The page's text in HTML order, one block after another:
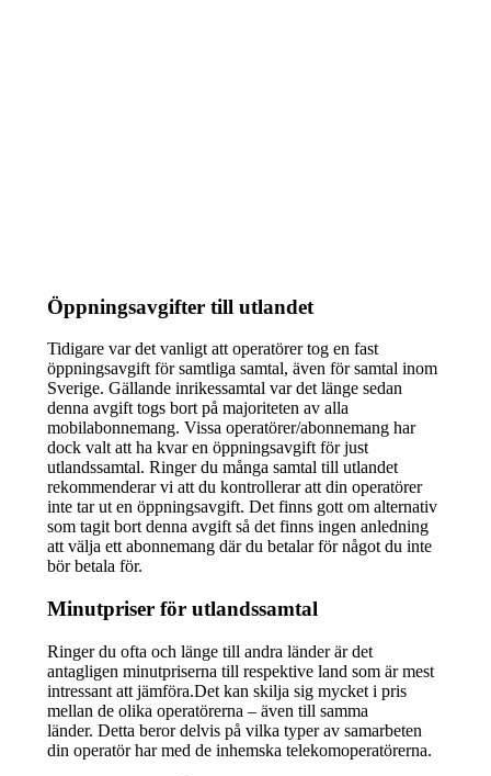
Öppningsavgifter till utlandet
Tidigare var det vanligt att operatörer tog en fast
öppningsavgift för samtliga samtal, även för samtal inom
Sverige. Gällande inrikessamtal var det länge sedan
denna avgift togs bort på majoriteten av alla
mobilabonnemang. Vissa operatörer/abonnemang har
dock valt att ha kvar en öppningsavgift för just
utlandssamtal. Ringer du många samtal till utlandet
rekommenderar vi att du kontrollerar att din operatörer
inte tar ut en öppningsavgift. Det finns gott om alternativ
som tagit bort denna avgift så det finns ingen anledning
att välja ett abonnemang där du betalar för något du inte
bör betala för.
Minutpriser för utlandssamtal
Ringer du ofta och länge till andra länder är det
antagligen minutpriserna till respektive land som är mest
intressant att jämföra.Det kan skilja sig mycket i pris
mellan de olika operatörerna – även till samma
länder. Detta beror delvis på vilka typer av samarbeten
din operatör har med de inhemska telekomoperatörerna.